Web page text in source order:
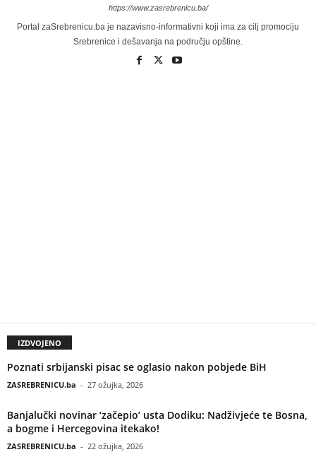
https://www.zasrebrenicu.ba/
Portal zaSrebrenicu.ba je nazavisno-informativni koji ima za cilj promociju
Srebrenice i dešavanja na području opštine.
IZDVOJENO
Poznati srbijanski pisac se oglasio nakon pobjede BiH
ZASREBRENICU.ba - 27 ožujka, 2026
Banjalučki novinar ‘začepio’ usta Dodiku: Nadživjeće te Bosna,
a bogme i Hercegovina itekako!
ZASREBRENICU.ba - 22 ožujka, 2026